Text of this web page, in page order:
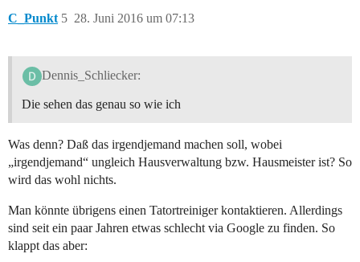
C_Punkt 28. Juni 2016 um 07:13
5
Dennis_Schliecker:
Die sehen das genau so wie ich
Was denn? Daß das irgendjemand machen soll, wobei
„irgendjemand“ ungleich Hausverwaltung bzw. Hausmeister ist? So
wird das wohl nichts.
Man könnte übrigens einen Tatortreiniger kontaktieren. Allerdings
sind seit ein paar Jahren etwas schlecht via Google zu finden. So
klappt das aber: